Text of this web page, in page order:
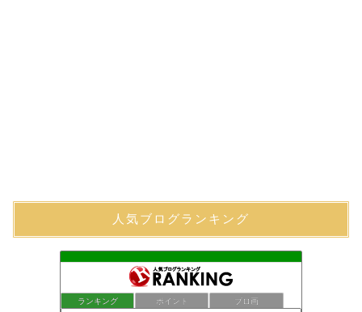
人気ブログランキング
ランキング ポイント ブロ画